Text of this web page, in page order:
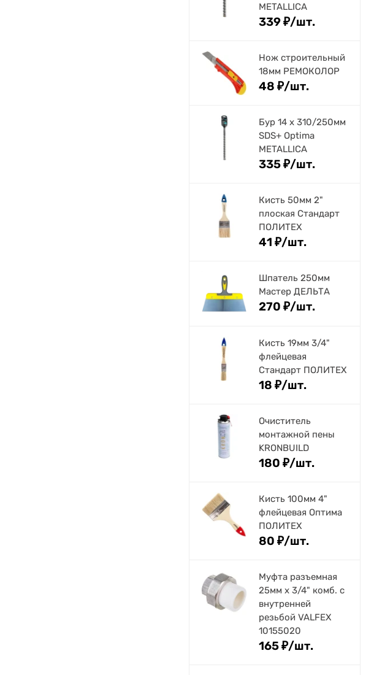
METALLICA
339₽/шт.
Нож строительный
18мм РЕМОКОЛОР
48 ₽/шт.
Бур 14 х 310/250мм
SDS+ Optima
METALLICA
335₽/шт.
Кисть 50мм 2"
плоская Стандарт
ПОЛИТЕХ
41 ₽/шт.
Шпатель 250мм
Мастер ДЕЛЬТА
270 ₽/шт.
Кисть 19мм 3/4"
флейцевая
Стандарт ПОЛИТЕХ
18 ₽/шт.
Очиститель
монтажной пены
KRONBUILD
180 ₽/шт.
Кисть 100мм 4"
флейцевая Оптима
ПОЛИТЕХ
80 ₽/шт.
Муфта разъемная
25мм х 3/4" комб. с
внутренней
резьбой VALFEX
10155020
165₽/шт.